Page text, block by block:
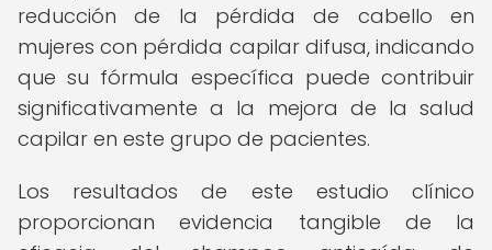
reducción de la pérdida de cabello en
mujeres con pérdida capilar difusa, indicando
que su fórmula específica puede contribuir
significativamente a la mejora de la salud
capilar en este grupo de pacientes.
Los resultados de este estudio clínico
proporcionan evidencia tangible de la